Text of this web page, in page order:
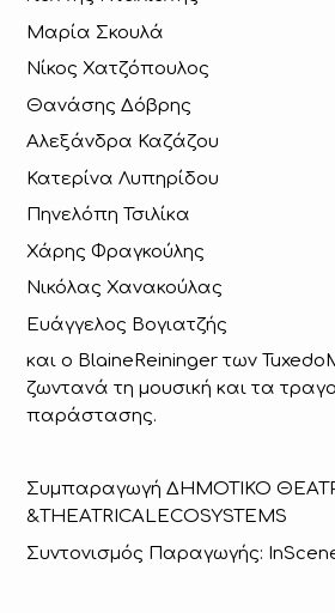
Μαρία Σκουλά
Νίκος Χατζόπουλος
Θανάσης Δόβρης
Αλεξάνδρα Καζάζου
Κατερίνα Λυπηρίδου
Πηνελόπη Τσιλίκα
Χάρης Φραγκούλης
Νικόλας Χανακούλας
Ευάγγελος Βογιατζής
και ο BlaineReininger των
ζωντανά τη μουσική και τα
παράστασης.
Συμπαραγωγή ΔΗΜΟΤΙΚΟ
&THEATRICALECOSYSTEMS
Συντονισμός Παραγωγής: